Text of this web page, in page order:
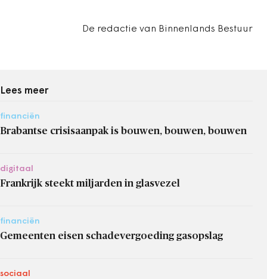
De redactie van Binnenlands Bestuur
Lees meer
financiën
Brabantse crisisaanpak is bouwen, bouwen, bouwen
digitaal
Frankrijk steekt miljarden in glasvezel
financiën
Gemeenten eisen schadevergoeding gasopslag
sociaal